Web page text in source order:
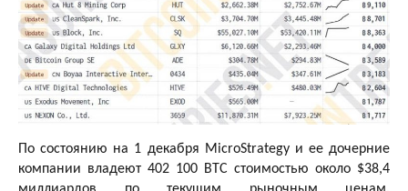
По состоянию на 1 декабря MicroStrategy и ее дочерние
компании владеют 402 100 BTC стоимостью около $38,4